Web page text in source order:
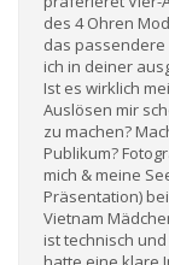
des 4 Ohren
das passendere
ich in deiner
Ist es wirklich
Auslösen mir
zu machen?
Publikum?
mich & meine
Präsentation)
Vietnam
ist technisch